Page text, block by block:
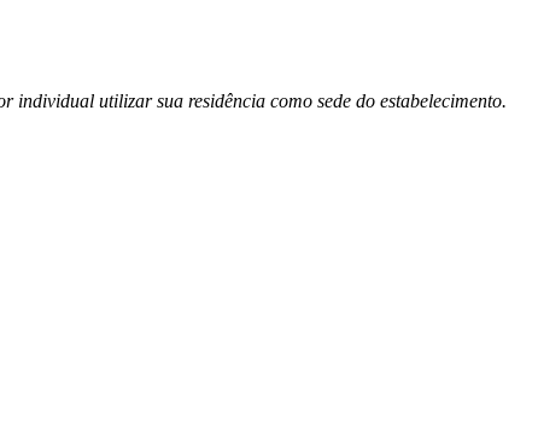
individual utilizar sua residência como sede do estabelecimento.